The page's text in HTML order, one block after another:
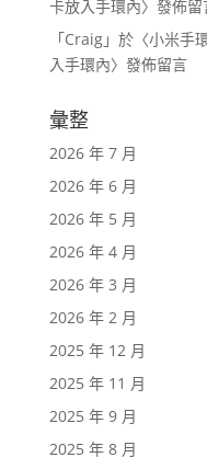
卡放入手環內〉發佈留
「Craig」於〈小米手
入手環內〉發佈留言
彙整
2026 年 7 月
2026 年 6 月
2026 年 5 月
2026 年 4 月
2026 年 3 月
2026 年 2 月
2025 年 12 月
2025 年 11 月
2025 年 9 月
2025 年 8 月